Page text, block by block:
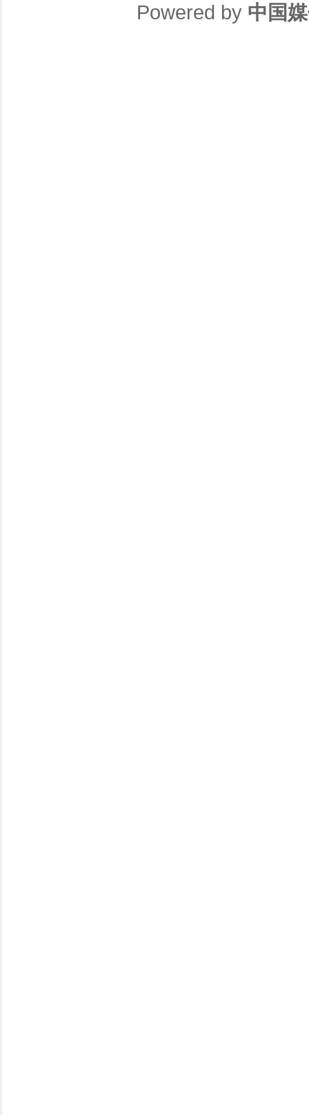
Powered by 中国